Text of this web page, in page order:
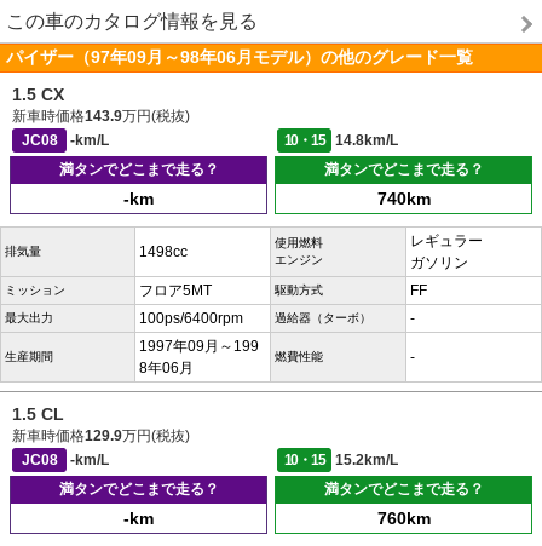
この車のカタログ情報を見る
パイザー（97年09月～98年06月モデル）の他のグレード一覧
1.5 CX
新車時価格143.9万円(税抜)
JC08
-km/L 10・15
14.8km/L
満タンでどこまで走る？
-km
満タンでどこまで走る？
740km
排気量 1498cc
使用燃料
エンジン
レギュラー
ガソリン
ミッション フロア5MT 駆動方式 FF
最大出力 100ps/6400rpm 過給器（ターボ） -
生産期間
1997年09月～199
8年06月
燃費性能 -
1.5 CL
新車時価格129.9万円(税抜)
JC08
-km/L 10・15
15.2km/L
満タンでどこまで走る？
-km
満タンでどこまで走る？
760km